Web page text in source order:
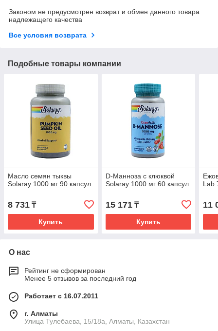
Законом не предусмотрен возврат и обмен данного товара
надлежащего качества
Все условия возврата
Подобные товары компании
Масло семян тыквы
Solaray 1000 мг 90 капсул
8 731 ₸
Купить
D-Манноза с клюквой
Solaray 1000 мг 60 капсул
15 171₸
Купить
Lab
11
О нас
Рейтинг не сформирован
Менее 5 отзывов за последний год
Работает с 16.07.2011
г. Алматы
Улица Тулебаева, 15/18а, Алматы, Казахстан